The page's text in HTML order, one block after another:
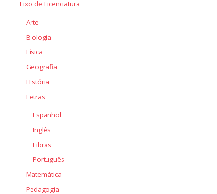
Eixo de Licenciatura
Arte
Biologia
Física
Geografia
História
Letras
Espanhol
Inglês
Libras
Português
Matemática
Pedagogia